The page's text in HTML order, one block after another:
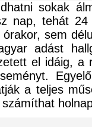
sokak
nap, tehát
sem
adást
el idáig, a
a teljes